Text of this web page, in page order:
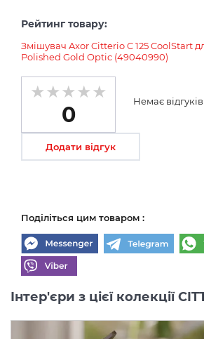
Рейтинг товару:
Змішувач Axor Citterio C 125 CoolStart
Polished Gold Optic (49040990)
0
Немає
Додати відгук
Поділіться цим товаром :
Інтер'єри з цієї колекції